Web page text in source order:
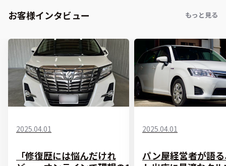
お客様インタビュー もっと見る
2025.04.01
「修復歴には悩んだけれ
2025.04.01
パン屋経営者が語